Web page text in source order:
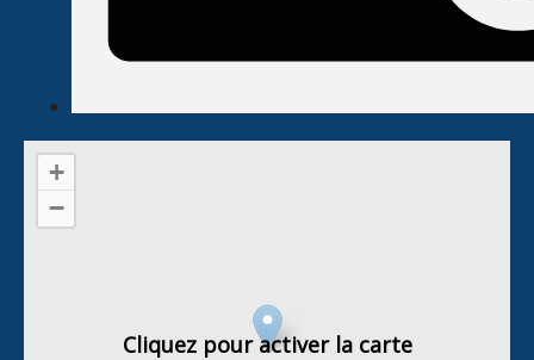
Cliquez pour activer la carte
+
−